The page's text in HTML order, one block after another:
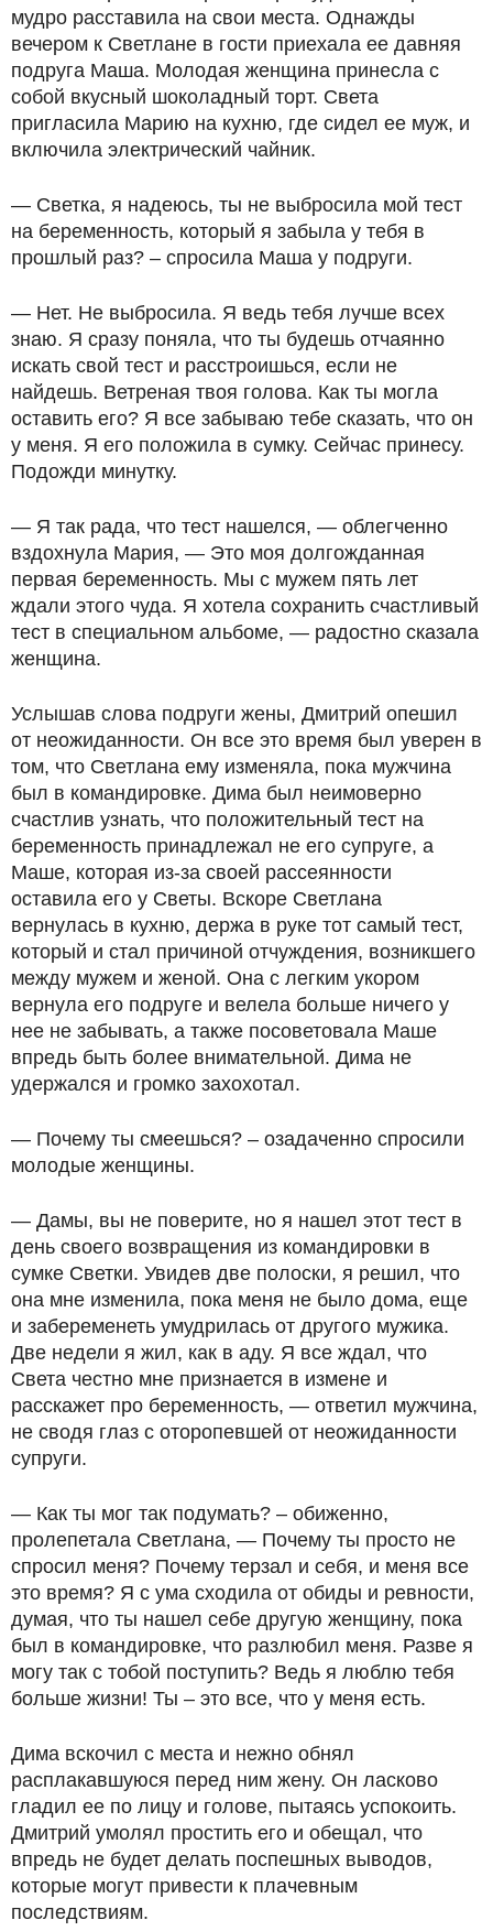
мудро расставила на свои места. Однажды
вечером к Светлане в гости приехала ее давняя
подруга Маша. Молодая женщина принесла с
собой вкусный шоколадный торт. Света
пригласила Марию на кухню, где сидел ее муж, и
включила электрический чайник.
— Светка, я надеюсь, ты не выбросила мой тест
на беременность, который я забыла у тебя в
прошлый раз? – спросила Маша у подруги.
— Нет. Не выбросила. Я ведь тебя лучше всех
знаю. Я сразу поняла, что ты будешь отчаянно
искать свой тест и расстроишься, если не
найдешь. Ветреная твоя голова. Как ты могла
оставить его? Я все забываю тебе сказать, что он
у меня. Я его положила в сумку. Сейчас принесу.
Подожди минутку.
— Я так рада, что тест нашелся, — облегченно
вздохнула Мария, — Это моя долгожданная
первая беременность. Мы с мужем пять лет
ждали этого чуда. Я хотела сохранить счастливый
тест в специальном альбоме, — радостно сказала
женщина.
Услышав слова подруги жены, Дмитрий опешил
от неожиданности. Он все это время был уверен в
том, что Светлана ему изменяла, пока мужчина
был в командировке. Дима был неимоверно
счастлив узнать, что положительный тест на
беременность принадлежал не его супруге, а
Маше, которая из-за своей рассеянности
оставила его у Светы. Вскоре Светлана
вернулась в кухню, держа в руке тот самый тест,
который и стал причиной отчуждения, возникшего
между мужем и женой. Она с легким укором
вернула его подруге и велела больше ничего у
нее не забывать, а также посоветовала Маше
впредь быть более внимательной. Дима не
удержался и громко захохотал.
— Почему ты смеешься? – озадаченно спросили
молодые женщины.
— Дамы, вы не поверите, но я нашел этот тест в
день своего возвращения из командировки в
сумке Светки. Увидев две полоски, я решил, что
она мне изменила, пока меня не было дома, еще
и забеременеть умудрилась от другого мужика.
Две недели я жил, как в аду. Я все ждал, что
Света честно мне признается в измене и
расскажет про беременность, — ответил мужчина,
не сводя глаз с оторопевшей от неожиданности
супруги.
— Как ты мог так подумать? – обиженно,
пролепетала Светлана, — Почему ты просто не
спросил меня? Почему терзал и себя, и меня все
это время? Я с ума сходила от обиды и ревности,
думая, что ты нашел себе другую женщину, пока
был в командировке, что разлюбил меня. Разве я
могу так с тобой поступить? Ведь я люблю тебя
больше жизни! Ты – это все, что у меня есть.
Дима вскочил с места и нежно обнял
расплакавшуюся перед ним жену. Он ласково
гладил ее по лицу и голове, пытаясь успокоить.
Дмитрий умолял простить его и обещал, что
впредь не будет делать поспешных выводов,
которые могут привести к плачевным
последствиям.